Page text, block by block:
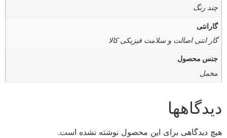
چند رنگ
گارانتی
گار انتی اصالت و سلامت فیزیکی کالا
جنس محصول
مخمل
دیدگاهها
هیچ دیدگاهی برای این محصول نوشته نشده است.